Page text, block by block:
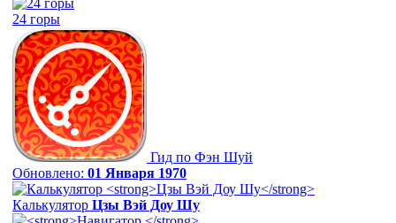
24 горы
Гид по Фэн Шуй
Обновлено: 01 Января 1970
Калькулятор Цзы Вэй Доу Шу